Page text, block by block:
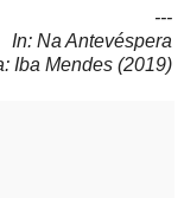
---
In: Na Antevéspera
Iba Mendes (2019)